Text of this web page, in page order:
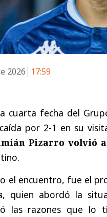
2026 17:59
cuarta fecha del
por 2-1 en su
Pizarro volvió
el encuentro, fue el
, quien abordó la
las razones que lo